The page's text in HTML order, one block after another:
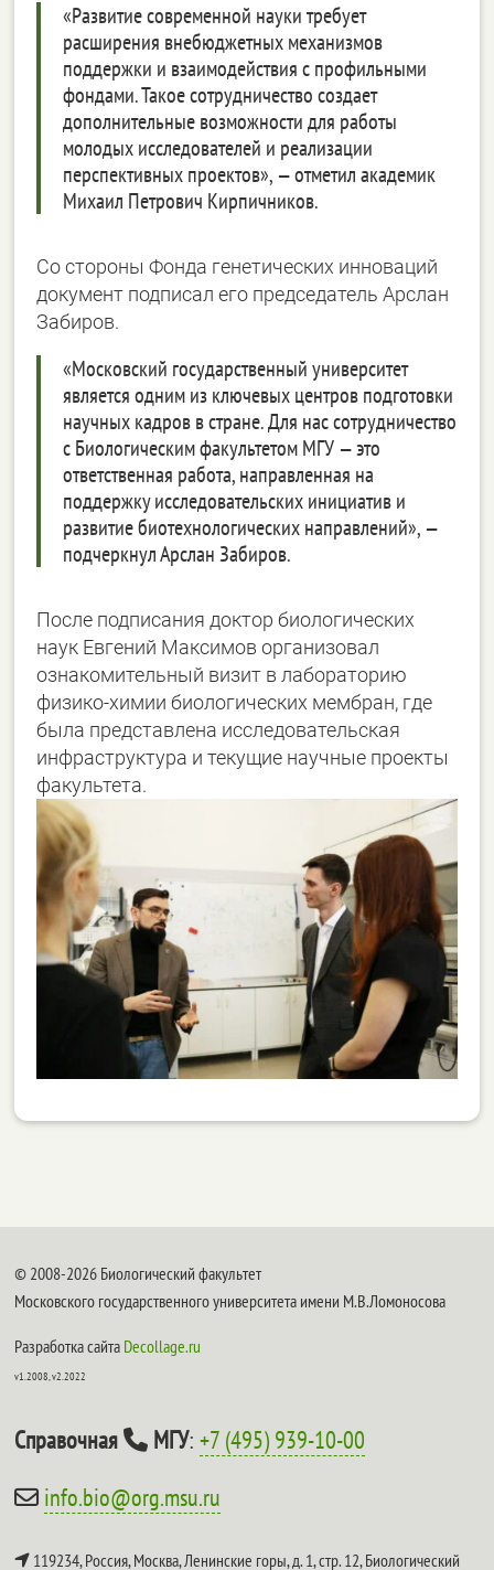
«Развитие современной науки требует
расширения внебюджетных механизмов
поддержки и взаимодействия с профильными
фондами. Такое сотрудничество создает
дополнительные возможности для работы
молодых исследователей и реализации
перспективных проектов», — отметил академик
Михаил Петрович Кирпичников.
Со стороны Фонда генетических инноваций
документ подписал его председатель Арслан
Забиров.
«Московский государственный университет
является одним из ключевых центров подготовки
научных кадров в стране. Для нас сотрудничество
с Биологическим факультетом МГУ — это
ответственная работа, направленная на
поддержку исследовательских инициатив и
развитие биотехнологических направлений», —
подчеркнул Арслан Забиров.
После подписания доктор биологических
наук Евгений Максимов организовал
ознакомительный визит в лабораторию
физико-химии биологических мембран, где
была представлена исследовательская
инфраструктура и текущие научные проекты
факультета.
© 2008-2026 Биологический факультет
Московского государственного университета имени М.В.Ломоносова
Разработка сайта Decollage.ru
v1.2008, v2.2022
Справочная МГУ:+7 (495) 939-10-00
info.bio@org.msu.ru
119234, Россия, Москва, Ленинские горы, д. 1, стр. 12,Биологический